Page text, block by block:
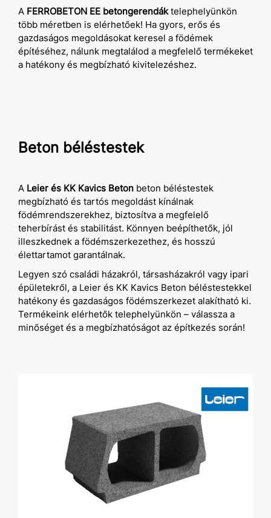
A FERROBETON EE betongerendáktelephelyünkön
több méretben is elérhetőek! Ha gyors, erős és
gazdaságos megoldásokat keresel a födémek
építéséhez, nálunk megtalálod a megfelelő termékeket
a hatékony és megbízható kivitelezéshez.
Beton béléstestek
A Leier és KK Kavics Beton beton béléstestek
megbízható és tartós megoldást kínálnak
födémrendszerekhez, biztosítva a megfelelő
teherbírást és stabilitást. Könnyen beépíthetők, jól
illeszkednek a födémszerkezethez, és hosszú
élettartamot garantálnak.
Legyen szó családi házakról, társasházakról vagy ipari
épületekről, a Leier és KK Kavics Beton béléstestekkel
hatékony és gazdaságos födémszerkezet alakítható ki.
Termékeink elérhetők telephelyünkön – válassza a
minőséget és a megbízhatóságot az építkezés során!